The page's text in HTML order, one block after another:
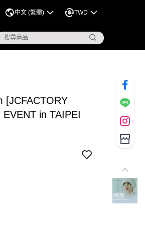
中文 (繁體) TWD
[JCFACTORY
in TAIPEI